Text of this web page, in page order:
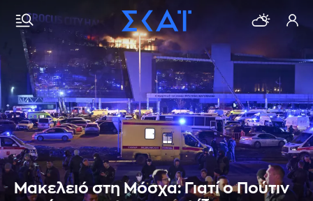
Μακελειό στη Μόσχα: Γιατί ο Πούτιν